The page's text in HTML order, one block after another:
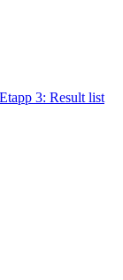
Etapp 3: Result list